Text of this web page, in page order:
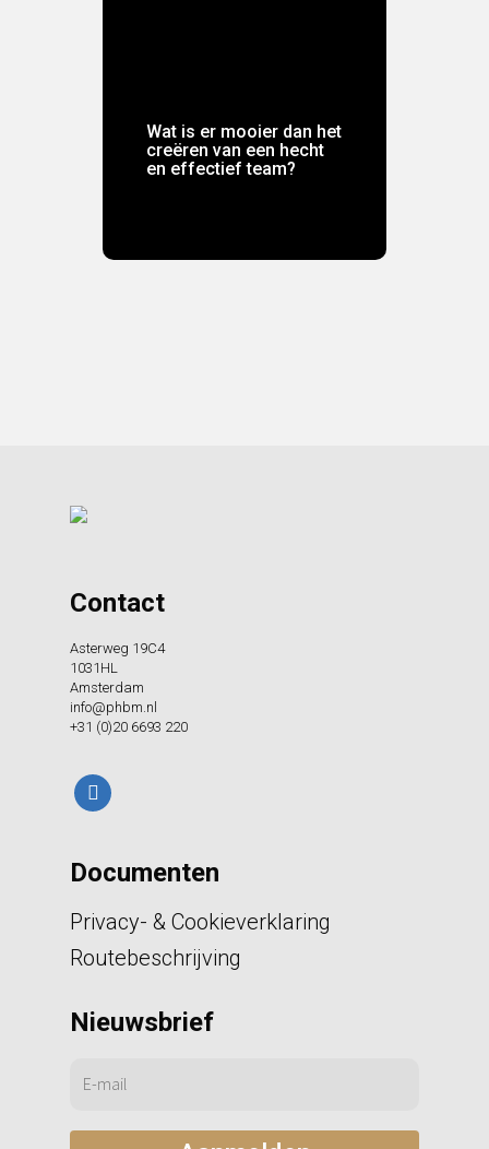
Wat is er mooier dan het
creëren van een hecht
en effectief team?
Contact
Asterweg 19C4
1031HL
Amsterdam
info@phbm.nl
+31 (0)20 6693 220
linkedin
Documenten
Privacy- & Cookieverklaring
Routebeschrijving
Nieuwsbrief